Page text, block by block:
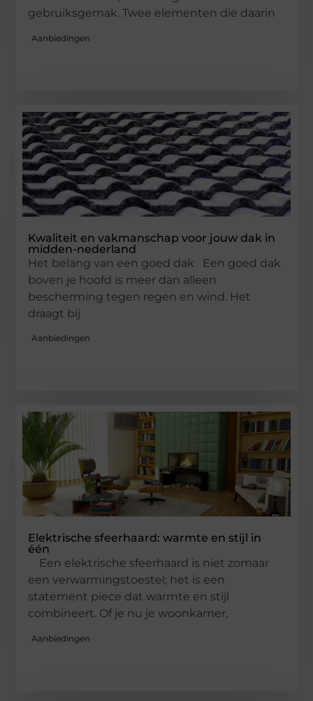
gebruiksgemak. Twee elementen die daarin
Aanbiedingen
Kwaliteit en vakmanschap voor jouw dak in
midden-nederland
Het belang van een goed dak Een goed dak
boven je hoofd is meer dan alleen
bescherming tegen regen en wind. Het
draagt bij
Aanbiedingen
Elektrische sfeerhaard: warmte en stijl in
één
Een elektrische sfeerhaard is niet zomaar
een verwarmingstoestel; het is een
statement piece dat warmte en stijl
combineert. Of je nu je woonkamer,
Aanbiedingen